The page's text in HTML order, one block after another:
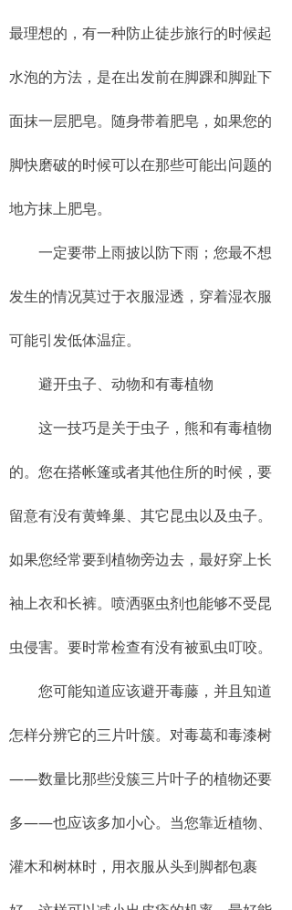
最理想的，有一种防止徒步旅行的时候起
水泡的方法，是在出发前在脚踝和脚趾下
面抹一层肥皂。随身带着肥皂，如果您的
脚快磨破的时候可以在那些可能出问题的
地方抹上肥皂。
一定要带上雨披以防下雨；您最不想
发生的情况莫过于衣服湿透，穿着湿衣服
可能引发低体温症。
避开虫子、动物和有毒植物
这一技巧是关于虫子，熊和有毒植物
的。您在搭帐篷或者其他住所的时候，要
留意有没有黄蜂巢、其它昆虫以及虫子。
如果您经常要到植物旁边去，最好穿上长
袖上衣和长裤。喷洒驱虫剂也能够不受昆
虫侵害。要时常检查有没有被虱虫叮咬。
您可能知道应该避开毒藤，并且知道
怎样分辨它的三片叶簇。对毒葛和毒漆树
——数量比那些没簇三片叶子的植物还要
多——也应该多加小心。当您靠近植物、
灌木和树林时，用衣服从头到脚都包裹